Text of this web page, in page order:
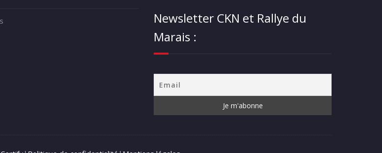
Newsletter CKN et Rallye du
Marais :